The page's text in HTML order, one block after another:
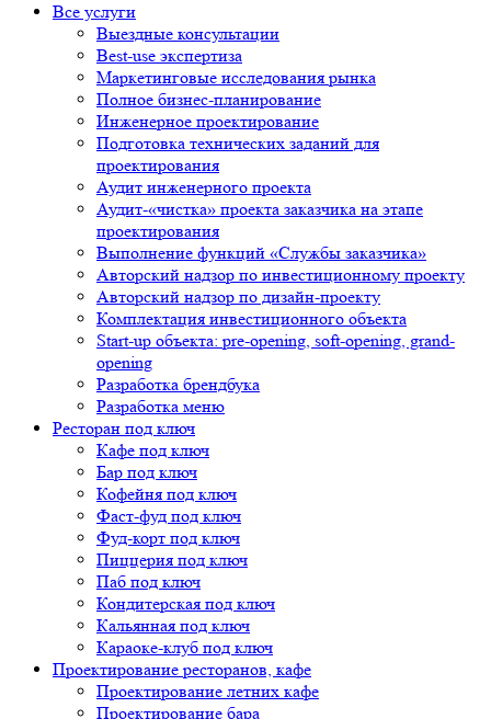
Все услуги
Выездные консультации
Best-use экспертиза
Маркетинговые исследования рынка
Полное бизнес-планирование
Инженерное проектирование
Подготовка технических заданий для
проектирования
Аудит инженерного проекта
Аудит-«чистка» проекта заказчика на этапе
проектирования
Выполнение функций «Службы заказчика»
Авторский надзор по инвестиционному проекту
Авторский надзор по дизайн-проекту
Комплектация инвестиционного объекта
Start-up объекта: pre-opening, soft-opening, grand-
opening
Разработка брендбука
Разработка меню
Ресторан под ключ
Кафе под ключ
Бар под ключ
Кофейня под ключ
Фаст-фуд под ключ
Фуд-корт под ключ
Пиццерия под ключ
Паб под ключ
Кондитерская под ключ
Кальянная под ключ
Караоке-клуб под ключ
Проектирование ресторанов, кафе
Проектирование летних кафе
Проектирование бара